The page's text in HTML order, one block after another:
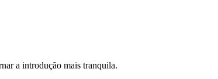
a introdução mais tranquila.